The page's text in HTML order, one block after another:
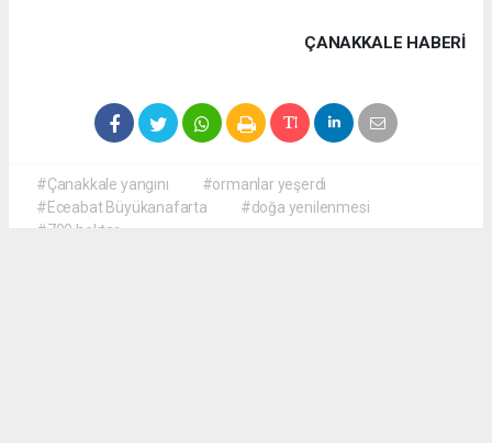
ÇANAKKALE HABERİ
#Çanakkale yangını
#ormanlar yeşerdi
#Eceabat Büyükanafarta
#doğa yenilenmesi
#700 hektar